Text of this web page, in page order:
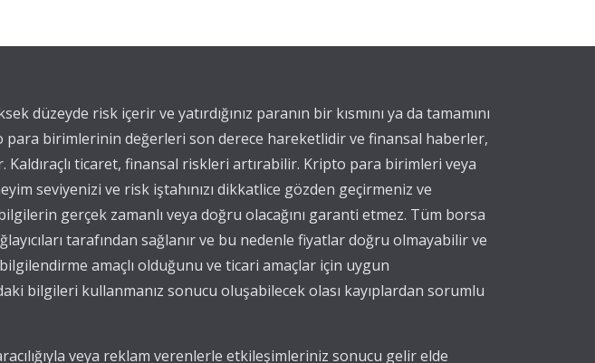
risk içerir ve yatırdığınız paranın bir kısmını ya da tamamını
para birimlerinin değerleri son derece hareketlidir ve finansal haberler,
ticaret, finansal riskleri artırabilir. Kripto para birimleri veya
seviyenizi ve risk iştahınızı dikkatlice gözden geçirmeniz ve
gerçek zamanlı veya doğru olacağını garanti etmez. Tüm borsa
tarafından sağlanır ve bu nedenle fiyatlar doğru olmayabilir ve
amaçlı olduğunu ve ticari amaçlar için uygun
bilgileri kullanmanız sonucu oluşabilecek olası kayıplardan sorumlu
veya reklam verenlerle etkileşimleriniz sonucu gelir elde